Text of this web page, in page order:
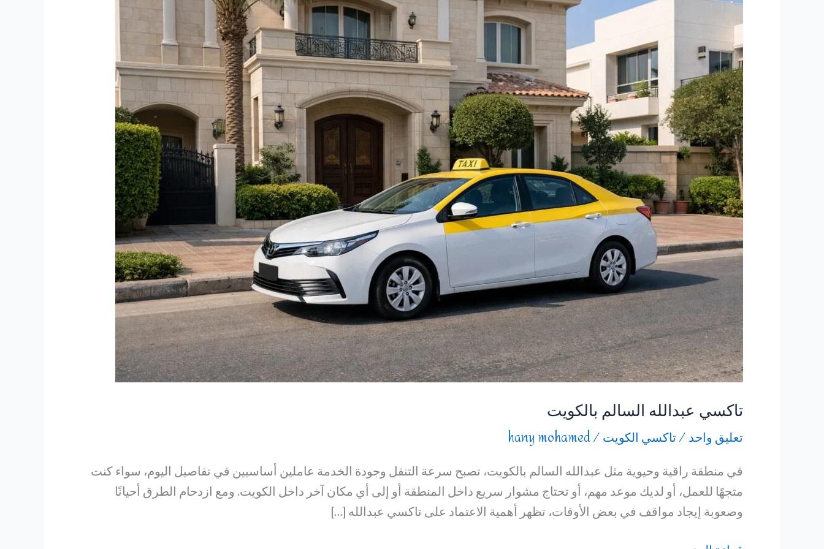
تاكسي عبدالله السالم بالكويت
تعليق واحد/تاكسي الكويت/
hany mohamed
في منطقة راقية وحيوية مثل عبدالله السالم بالكويت، تصبح سرعة التنقل وجودة الخدمة عاملين أساسيين في تفاصيل اليوم، سواء كنت
متجهًا للعمل، أو لديك موعد مهم، أو تحتاج مشوار سريع داخل المنطقة أو إلى أي مكان آخر داخل الكويت. ومع ازدحام الطرق أحيانًا
وصعوبة إيجاد مواقف في بعض الأوقات، تظهر أهمية الاعتماد على تاكسي عبدالله […]